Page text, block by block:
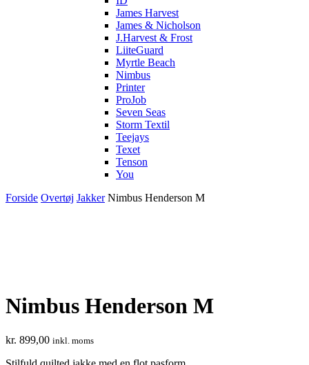
James Harvest
James & Nicholson
J.Harvest & Frost
LiiteGuard
Myrtle Beach
Nimbus
Printer
ProJob
Seven Seas
Storm Textil
Teejays
Texet
Tenson
You
Forside Overtøj Jakker Nimbus Henderson M
Nimbus Henderson M
kr. 899,00 inkl. moms